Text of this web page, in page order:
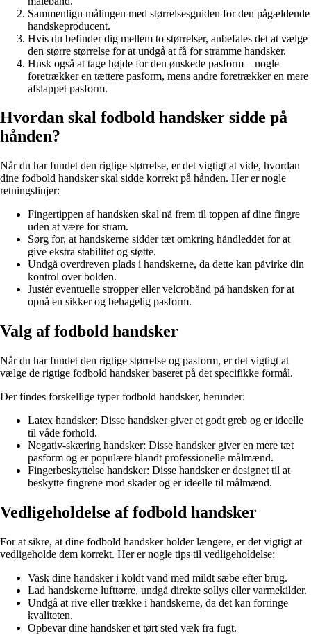
Sammenlign målingen med størrelsesguiden for den pågældende
handskeproducent.
Hvis du befinder dig mellem to størrelser, anbefales det at vælge
den større størrelse for at undgå at få for stramme handsker.
Husk også at tage højde for den ønskede pasform – nogle
foretrækker en tættere pasform, mens andre foretrækker en mere
afslappet pasform.
Hvordan skal fodbold handsker sidde på
hånden?
Når du har fundet den rigtige størrelse, er det vigtigt at vide, hvordan
dine fodbold handsker skal sidde korrekt på hånden. Her er nogle
retningslinjer:
Fingertippen af handsken skal nå frem til toppen af dine fingre
uden at være for stram.
Sørg for, at handskerne sidder tæt omkring håndleddet for at
give ekstra stabilitet og støtte.
Undgå overdreven plads i handskerne, da dette kan påvirke din
kontrol over bolden.
Justér eventuelle stropper eller velcrobånd på handsken for at
opnå en sikker og behagelig pasform.
Valg af fodbold handsker
Når du har fundet den rigtige størrelse og pasform, er det vigtigt at
vælge de rigtige fodbold handsker baseret på det specifikke formål.
Der findes forskellige typer fodbold handsker, herunder:
Latex handsker: Disse handsker giver et godt greb og er ideelle
til våde forhold.
Negativ-skæring handsker: Disse handsker giver en mere tæt
pasform og er populære blandt professionelle målmænd.
Fingerbeskyttelse handsker: Disse handsker er designet til at
beskytte fingrene mod skader og er ideelle til målmænd.
Vedligeholdelse af fodbold handsker
For at sikre, at dine fodbold handsker holder længere, er det vigtigt at
vedligeholde dem korrekt. Her er nogle tips til vedligeholdelse:
Vask dine handsker i koldt vand med mildt sæbe efter brug.
Lad handskerne lufttørre, undgå direkte sollys eller varmekilder.
Undgå at rive eller trække i handskerne, da det kan forringe
kvaliteten.
Opbevar dine handsker et tørt sted væk fra fugt.